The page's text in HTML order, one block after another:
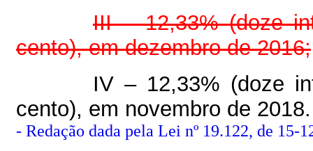
III – 12,33% (doze
cento), em dezembro de 2016;
IV – 12,33% (doze
cento), em novembro de 2018.
- Redação dada pela Lei nº 19.122, de 15-